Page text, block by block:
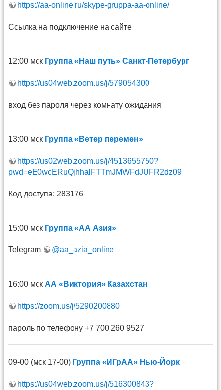
https://aa-online.ru/skype-gruppa-aa-online/
Ссылка на подключение на сайте
12:00 мск Группа «Наш путь» Санкт-Петербург
https://us04web.zoom.us/j/579054300
вход без пароля через комнату ожидания
13:00 мск Группа «Ветер перемен»
https://us02web.zoom.us/j/4513655750?
pwd=eE0wcERuQjhhalFTTmJMWFdJUFR2dz09
Код доступа: 283176
15:00 мск Группа «АА Азия»
Telegram @aa_azia_online
16:00 мск АА «Виктория» Казахстан
https://zoom.us/j/5290200880
пароль по телефону +7 700 260 9527
09-00 (мск 17-00) Группа «ИГрАА» Нью-Йорк
https://us04web.zoom.us/j/516300843?